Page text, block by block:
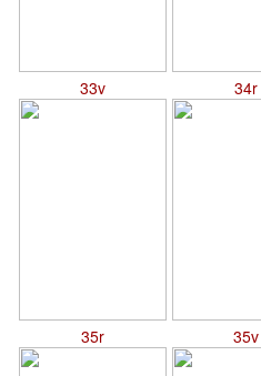
33v 34r
35r 35v